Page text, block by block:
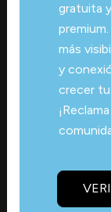
gratuita
más
y
crecer